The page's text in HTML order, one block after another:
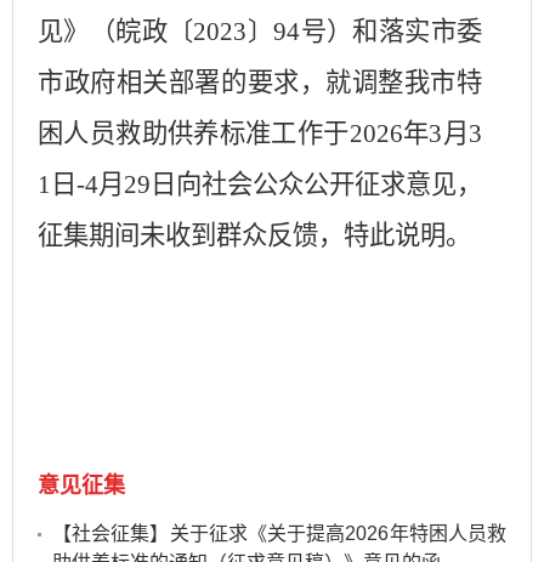
见》（皖政〔2023〕94号）和落实市委
市政府相关部署的要求，就调整我市特
困人员救助供养标准工作于2026年3月 3
1 日 -4月 29 日向社会公众公开征求意见，
征集期间未收到群众反馈，特此说明。
意见征集
【社会征集】关于征求《关于提高2026年特困人员救